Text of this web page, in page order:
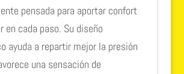
pensada para aportar confort
en cada paso. Su diseño
ayuda a repartir mejor la presión
una sensación de